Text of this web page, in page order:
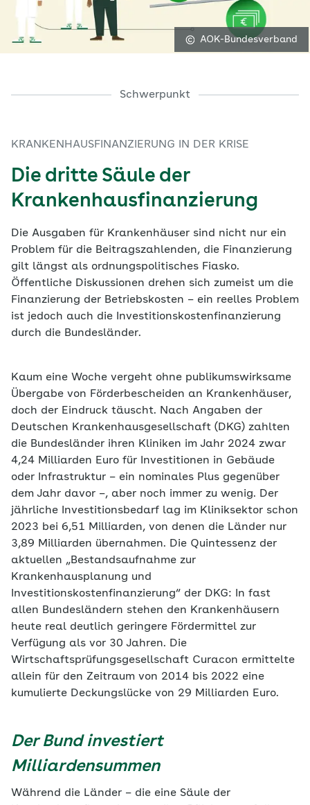
AOK-Bundesverband
Schwerpunkt
KRANKENHAUSFINANZIERUNG IN DER KRISE
Die dritte Säule der
Krankenhausfinanzierung
Die Ausgaben für Krankenhäuser sind nicht nur ein
Problem für die Beitragszahlenden, die Finanzierung
gilt längst als ordnungspolitisches Fiasko.
Öffentliche Diskussionen drehen sich zumeist um die
Finanzierung der Betriebskosten – ein reelles Problem
ist jedoch auch die Investitionskostenfinanzierung
durch die Bundesländer.
Kaum eine Woche vergeht ohne publikumswirksame
Übergabe von Förderbescheiden an Krankenhäuser,
doch der Eindruck täuscht. Nach Angaben der
Deutschen Krankenhausgesellschaft (DKG) zahlten
die Bundesländer ihren Kliniken im Jahr 2024 zwar
4,24 Milliarden Euro für Investitionen in Gebäude
oder Infrastruktur – ein nominales Plus gegenüber
dem Jahr davor –, aber noch immer zu wenig. Der
jährliche Investitionsbedarf lag im Kliniksektor schon
2023 bei 6,51 Milliarden, von denen die Länder nur
3,89 Milliarden übernahmen. Die Quintessenz der
aktuellen „Bestandsaufnahme zur
Krankenhausplanung und
Investitionskostenfinanzierung“ der DKG: In fast
allen Bundesländern stehen den Krankenhäusern
heute real deutlich geringere Fördermittel zur
Verfügung als vor 30 Jahren. Die
Wirtschaftsprüfungsgesellschaft Curacon ermittelte
allein für den Zeitraum von 2014 bis 2022 eine
kumulierte Deckungslücke von 29 Milliarden Euro.
Der Bund investiert
Milliardensummen
Während die Länder – die eine Säule der